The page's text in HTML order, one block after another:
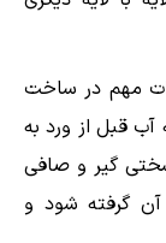
مهم در ساخت
قبل از ورد به
گیر و صافی
آن گرفته شود و